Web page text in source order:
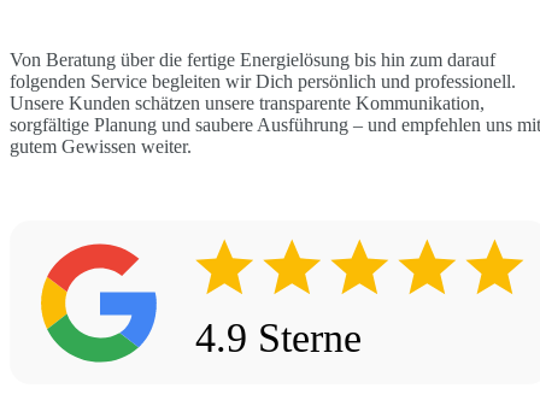
Von Beratung über die fertige Energielösung bis hin zum darauf
folgenden Service begleiten wir Dich persönlich und professionell.
Unsere Kunden schätzen unsere transparente Kommunikation,
sorgfältige Planung und saubere Ausführung – und empfehlen uns mit
gutem Gewissen weiter.
4.9 Sterne